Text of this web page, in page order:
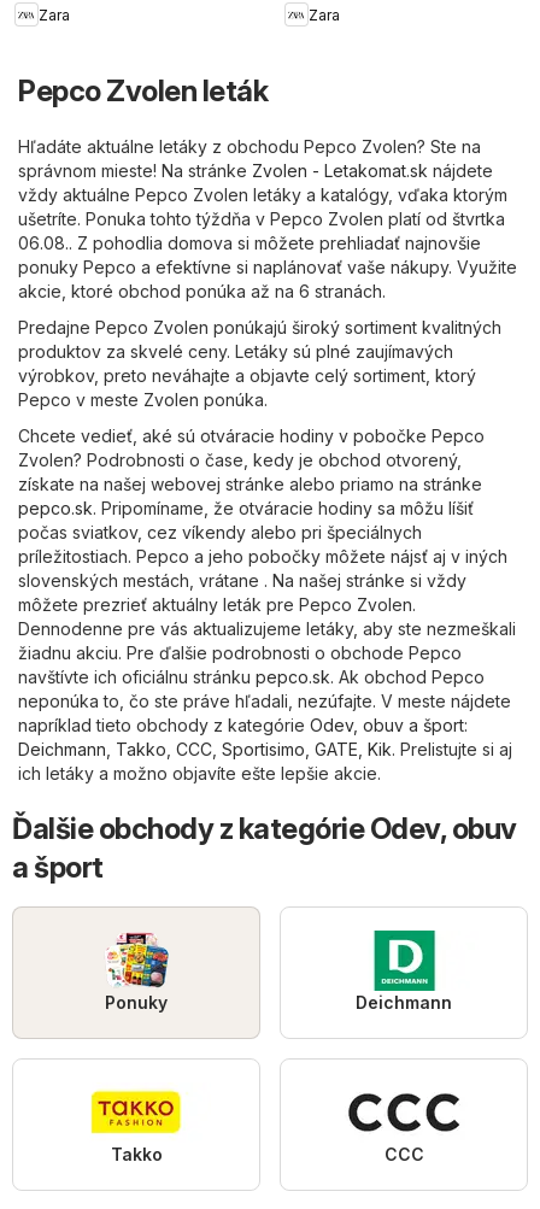
Zara
Zara
Pepco Zvolen leták
Hľadáte aktuálne letáky z obchodu Pepco Zvolen? Ste na
správnom mieste! Na stránke Zvolen - Letakomat.sk nájdete
vždy aktuálne Pepco Zvolen letáky a katalógy, vďaka ktorým
ušetríte. Ponuka tohto týždňa v Pepco Zvolen platí od štvrtka
06.08.. Z pohodlia domova si môžete prehliadať najnovšie
ponuky Pepco a efektívne si naplánovať vaše nákupy. Využite
akcie, ktoré obchod ponúka až na 6 stranách.
Predajne Pepco Zvolen ponúkajú široký sortiment kvalitných
produktov za skvelé ceny. Letáky sú plné zaujímavých
výrobkov, preto neváhajte a objavte celý sortiment, ktorý
Pepco v meste Zvolen ponúka.
Chcete vedieť, aké sú otváracie hodiny v pobočke Pepco
Zvolen? Podrobnosti o čase, kedy je obchod otvorený,
získate na našej webovej stránke alebo priamo na stránke
pepco.sk. Pripomíname, že otváracie hodiny sa môžu líšiť
počas sviatkov, cez víkendy alebo pri špeciálnych
príležitostiach. Pepco a jeho pobočky môžete nájsť aj v iných
slovenských mestách, vrátane . Na našej stránke si vždy
môžete prezrieť aktuálny leták pre Pepco Zvolen.
Dennodenne pre vás aktualizujeme letáky, aby ste nezmeškali
žiadnu akciu. Pre ďalšie podrobnosti o obchode Pepco
navštívte ich oficiálnu stránku pepco.sk. Ak obchod Pepco
neponúka to, čo ste práve hľadali, nezúfajte. V meste nájdete
napríklad tieto obchody z kategórie Odev, obuv a šport:
Deichmann, Takko, CCC, Sportisimo, GATE, Kik. Prelistujte si aj
ich letáky a možno objavíte ešte lepšie akcie.
Ďalšie obchody z kategórie Odev, obuv
a šport
Ponuky Deichmann
Takko CCC